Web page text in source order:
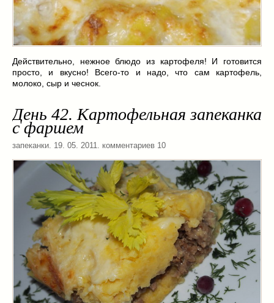
Действительно, нежное блюдо из картофеля! И готовится
просто, и вкусно! Всего-то и надо, что сам картофель,
молоко, сыр и чеснок.
День 42. Картофельная запеканка
с фаршем
запеканки . 19. 05. 2011. комментариев 10